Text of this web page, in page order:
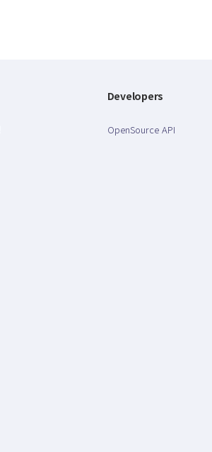
Developers
OpenSource API